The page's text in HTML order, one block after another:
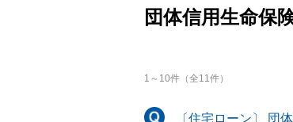
団体信用生命保
1 ～ 10件（全11件）
〔住宅ローン〕 団